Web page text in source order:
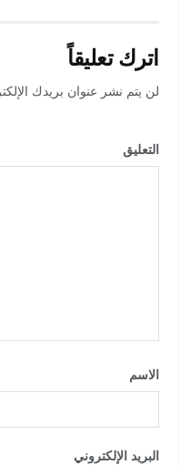
اترك تعليقاً
لن يتم نشر عنوان بريدك
التعليق
الاسم
البريد الإلكتروني